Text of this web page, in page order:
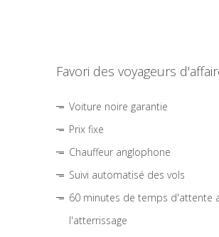
Favori des voyageurs
Voiture noire garantie
Prix fixe
Chauffeur anglophone
Suivi automatisé des vols
60 minutes de temps d'attente
l'atterrissage